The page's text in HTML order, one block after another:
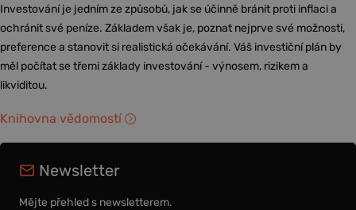
Investování je jedním ze způsobů, jak se účinně bránit proti inflaci a
ochránit své peníze. Základem však je, poznat nejprve své možnosti,
preference a stanovit si realistická očekávání. Váš investiční plán by
měl počítat se třemi základy investování - výnosem, rizikem a
likviditou.
Knihovna vědomostí
Newsletter
Mějte přehled s newsletterem.